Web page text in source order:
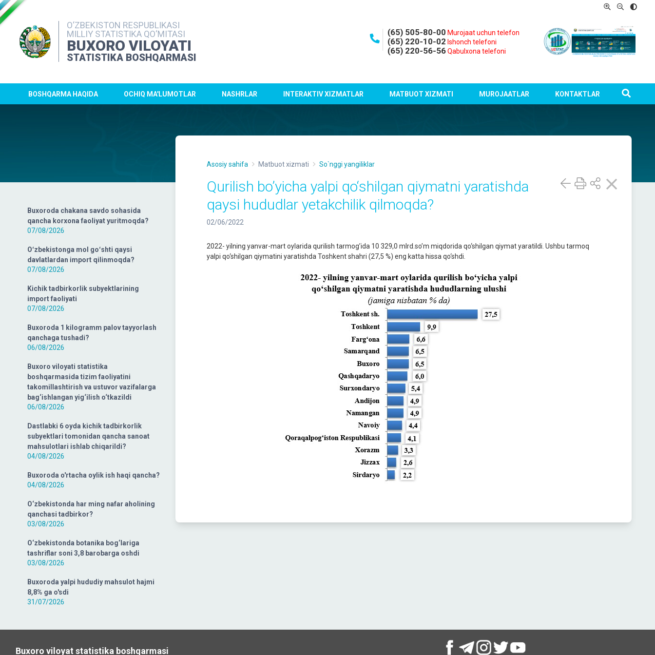
O‘ZBEKISTON RESPUBLIKASI
MILLIY STATISTIKA QO‘MITASI
BUXORO VILOYATI
STATISTIKA BOSHQARMASI
(65) 505-80-00 Murojaat uchun telefon
(65) 220-10-02 Ishonch telefoni
(65) 220-56-56 Qabulxona telefoni
BOSHQARMA HAQIDA OCHIQ MA'LUMOTLAR NASHRLAR INTERAKTIV XIZMATLAR MATBUOT XIZMATI MUROJAATLAR KONTAKTLAR
Buxoroda chakana savdo sohasida
qancha korxona faoliyat yuritmoqda?
07/08/2026
Oʻzbekistonga mol goʻshti qaysi
davlatlardan import qilinmoqda?
07/08/2026
Kichik tadbirkorlik subyektlarining
import faoliyati
07/08/2026
Buxoroda 1 kilogramm palov tayyorlash
qanchaga tushadi?
06/08/2026
Buxoro viloyati statistika
boshqarmasida tizim faoliyatini
takomillashtirish va ustuvor vazifalarga
bag‘ishlangan yig‘ilish o‘tkazildi
06/08/2026
Dastlabki 6 oyda kichik tadbirkorlik
subyektlari tomonidan qancha sanoat
mahsulotlari ishlab chiqarildi?
04/08/2026
Buxoroda o'rtacha oylik ish haqi qancha?
04/08/2026
O‘zbekistonda har ming nafar aholining
qanchasi tadbirkor?
03/08/2026
O‘zbekistonda botanika bog‘lariga
tashriflar soni 3,8 barobarga oshdi
03/08/2026
Buxoroda yalpi hududiy mahsulot hajmi
8,8% ga o'sdi
31/07/2026
Asosiy sahifa Matbuot xizmati So`nggi yangiliklar
Qurilish bo’yicha yalpi qo‘shilgan qiymatni yaratishda
qaysi hududlar yetakchilik qilmoqda?
02/06/2022
2022- yilning yanvar-mart oylarida qurilish tarmog’ida 10 329,0 mlrd.so’m miqdorida qo‘shilgan qiymat yaratildi. Ushbu tarmoq
yalpi qo‘shilgan qiymatini yaratishda Toshkent shahri (27,5 %) eng katta hissa qo‘shdi.
Buxoro viloyat statistika boshqarmasi